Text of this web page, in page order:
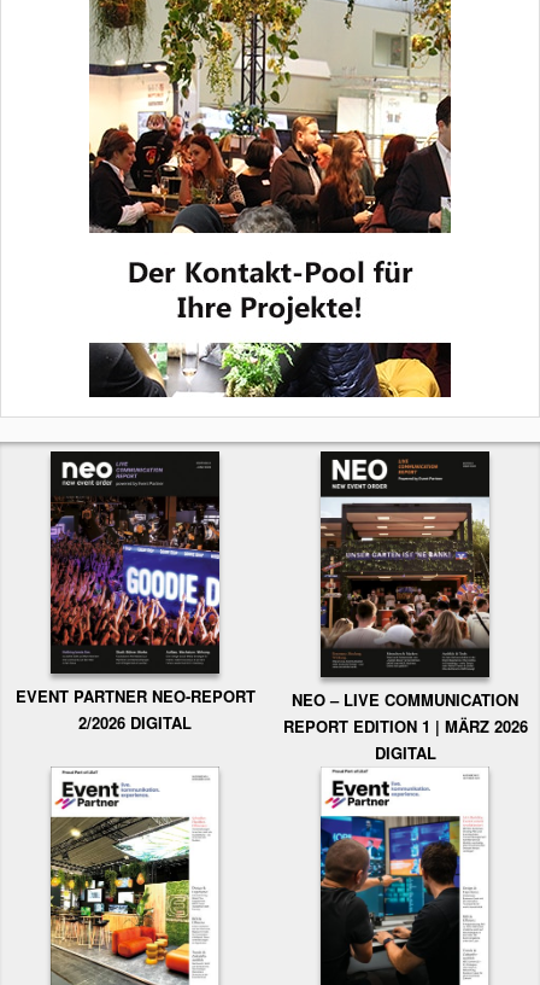
EVENT PARTNER NEO-REPORT
2/2026 DIGITAL
NEO – LIVE COMMUNICATION
REPORT EDITION 1 | MÄRZ 2026
DIGITAL